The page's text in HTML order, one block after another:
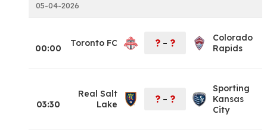
05-04-2026
00:00 Toronto FC ? – ?
Colorado
Rapids
03:30
Real Salt
Lake
? – ?
Sporting
Kansas
City